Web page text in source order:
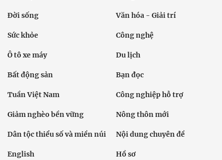
Đời sống Văn hóa - Giải trí
Sức khỏe Công nghệ
Ô tô xe máy Du lịch
Bất động sản Bạn đọc
Tuần Việt Nam Công nghiệp hỗ trợ
Giảm nghèo bền vững Nông thôn mới
Dân tộc thiểu số và miền núi Nội dung chuyên đề
English Hồ sơ